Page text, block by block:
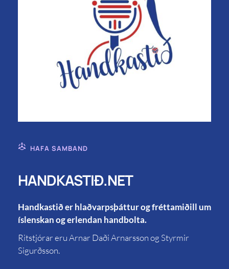
HAFA SAMBAND
HANDKASTIÐ.NET
Handkastið er hlaðvarpsþáttur og fréttamiðill um
íslenskan og erlendan handbolta.
Ritstjórar eru Arnar Daði Arnarsson og Styrmir
Sigurðsson.